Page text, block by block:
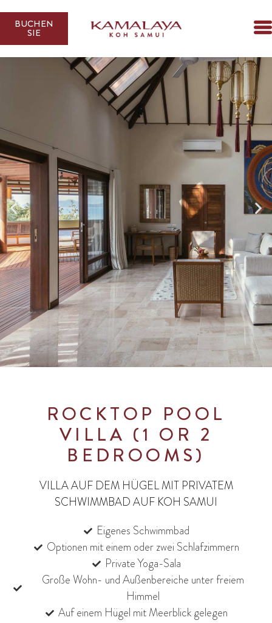
BUCHEN
SIE
ROCKTOP POOL
VILLA (1 OR 2
BEDROOMS)
VILLA AUF DEM HÜGEL MIT PRIVATEM
SCHWIMMBAD AUF KOH SAMUI
Eigenes Schwimmbad
Optionen mit einem oder zwei Schlafzimmern
Private Yoga-Sala
Große Wohn- und Außenbereiche unter freiem
Himmel
Auf einem Hügel mit Meerblick gelegen